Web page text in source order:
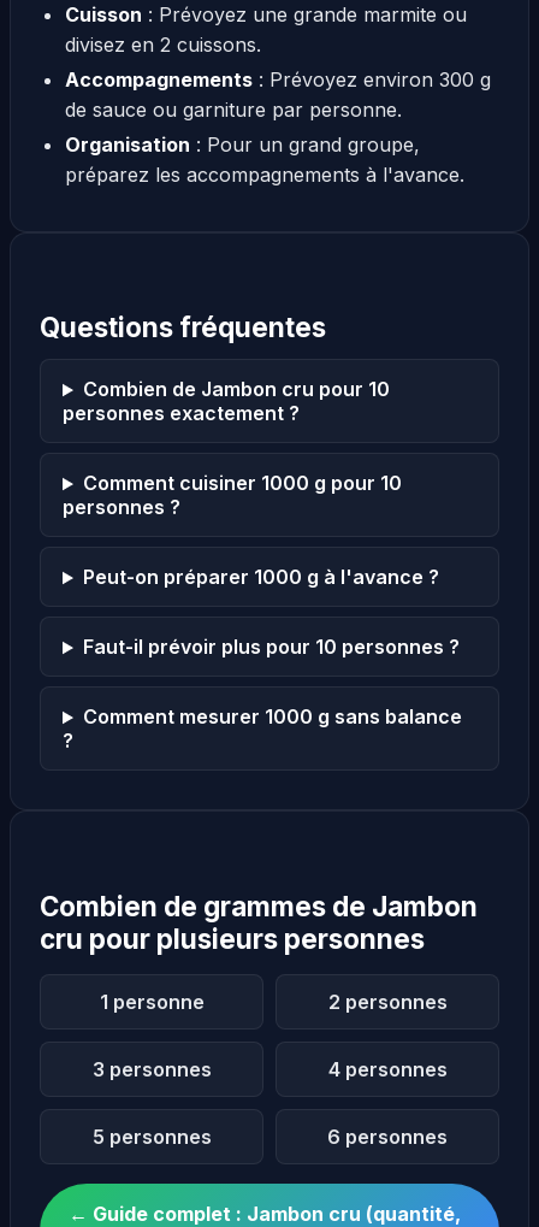
Cuisson : Prévoyez une grande marmite ou
divisez en 2 cuissons.
Accompagnements: Prévoyez environ 300 g
de sauce ou garniture par personne.
Organisation : Pour un grand groupe,
préparez les accompagnements à l'avance.
Questions fréquentes
Combien de Jambon cru pour 10
personnes exactement ?
Comment cuisiner 1000 g pour 10
personnes ?
Peut-on préparer 1000 g à l'avance ?
Faut-il prévoir plus pour 10 personnes ?
Comment mesurer 1000 g sans balance
?
Combien de grammes de Jambon
cru pour plusieurs personnes
1 personne 2 personnes
3 personnes 4 personnes
5 personnes 6 personnes
← Guide complet : Jambon cru (quantité,